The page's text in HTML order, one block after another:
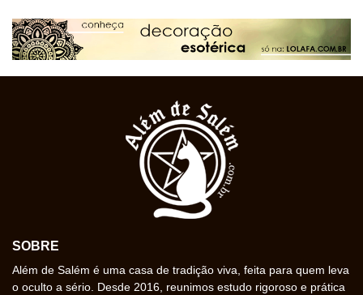
SOBRE
Além de Salém é uma casa de tradição viva, feita para quem leva
o oculto a sério. Desde 2016, reunimos estudo rigoroso e prática